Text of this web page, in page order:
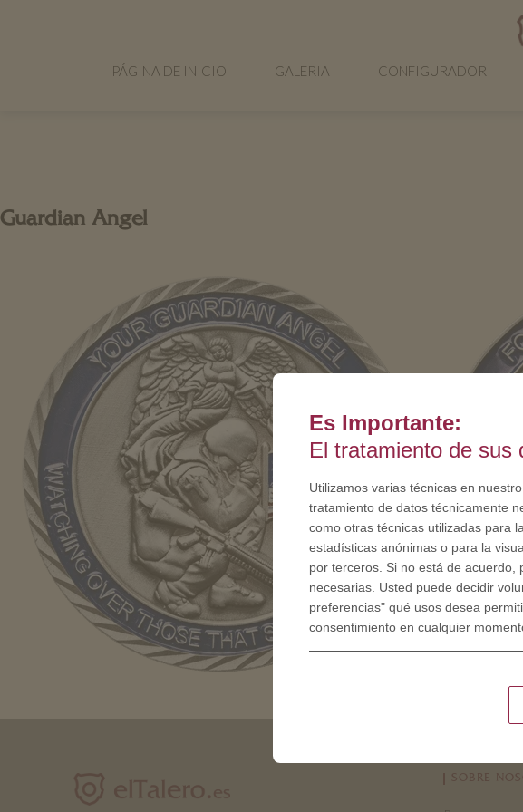
PÁGINA DE INICIO GALERIA CONFIGURADOR
Guardian Angel
SOBRE
Es Importante:
El tratamiento de sus
Utilizamos varias técnicas en
tratamiento de datos técnicamente
como otras técnicas utilizadas para
estadísticas anónimas o para la
por terceros. Si no está de acuerdo,
necesarias. Usted puede decidir
preferencias" qué usos desea
consentimiento en cualquier